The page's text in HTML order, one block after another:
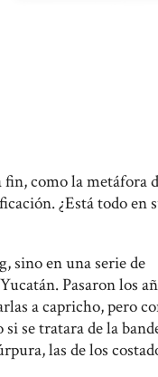
como la metáfora
¿Está todo en
sino en una serie de
Pasaron los
a capricho, pero
se tratara de la
las de los